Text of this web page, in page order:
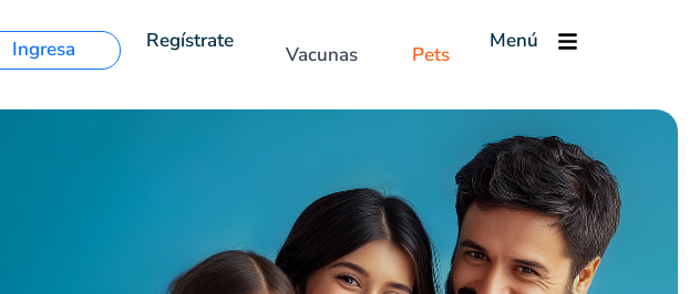
Ingresa Regístrate
Vacunas Pets
Menú